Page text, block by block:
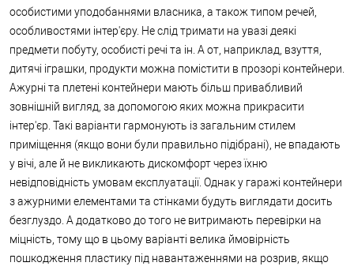
особистими уподобаннями власника, а також типом речей,
особливостями інтер'єру. Не слід тримати на увазі деякі
предмети побуту, особисті речі та ін. А от, наприклад, взуття,
дитячі іграшки, продукти можна помістити в прозорі контейнери.
Ажурні та плетені контейнери мають більш привабливий
зовнішній вигляд, за допомогою яких можна прикрасити
інтер'єр. Такі варіанти гармонують із загальним стилем
приміщення (якщо вони були правильно підібрані), не впадають
у вічі, але й не викликають дискомфорт через їхню
невідповідність умовам експлуатації. Однак у гаражі контейнери
з ажурними елементами та стінками будуть виглядати досить
безглуздо. А додатково до того не витримають перевірки на
міцність, тому що в цьому варіанті велика ймовірність
пошкодження пластику під навантаженнями на розрив, якщо